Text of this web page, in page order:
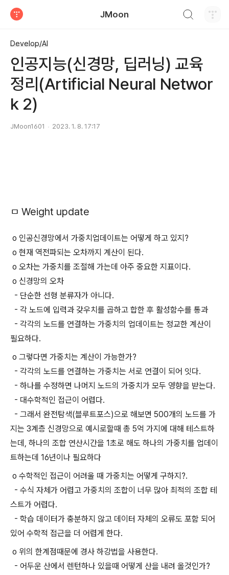
JMoon
Develop/AI
인공지능(신경망, 딥러닝) 교육
정리(Artificial Neural Networ
k 2)
JMoon1601 2023. 1. 8. 17:17
ㅁ Weight update
o 인공신경망에서 가중치업데이트는 어떻게 하고 있지?
o 현재 역전파되는 오차까지 계산이 된다.
o 오차는 가중치를 조절해 가는데 아주 중요한 지표이다.
o 신경망의 오차
- 단순한 선형 분류자가 아니다.
- 각 노드에 입력과 갖우치를 곱하고 합한 후 활성함수를 통과
- 각각의 노드를 연결하는 가중치의 업데이트는 정교한 계산이
필요하다.
o 그렇다면 가중치는 계산이 가능한가?
- 각각의 노드를 연결하는 가중치는 서로 연결이 되어 잇다.
- 하나를 수정하면 나머지 노드의 가중치가 모두 영향을 받는다.
- 대수학적인 접근이 어렵다.
- 그래서 완전탐색(블루트포스)으로 해보면 500개의 노드를 가
지는 3계층 신경망으로 예시로할때 총 5억 가지에 대해 테스트하
는데, 하나의 조합 연산시간을 1초로 해도 하나의 가중치를 업데이
트하는데 16년이나 필요하다
o 수학적인 접근이 어려울 때 가중치는 어떻게 구하지?.
- 수식 자체가 어렵고 가중치의 조합이 너무 많아 최적의 조합 테
스트가 어렵다.
- 학습 데이터가 충분하지 않고 데이터 자체의 오류도 포함 되어
있어 수학적 접근을 더 어렵게 한다.
o 위의 한계점때문에 경사 하강법을 사용한다.
- 어두운 산에서 렌턴하나 있을때 어떻게 산을 내려 올것인가?